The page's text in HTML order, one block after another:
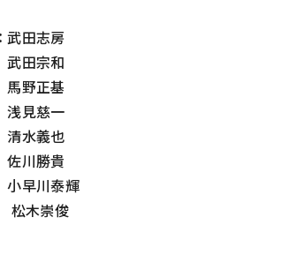
武田志房
宗和
正基
慈一
義也
勝貴
川泰輝
崇俊